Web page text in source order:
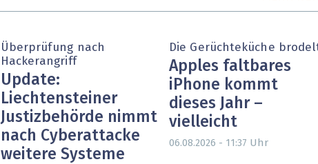
Überprüfung nach
Hackerangriff
Update:
Liechtensteiner
Justizbehörde nimmt
nach Cyberattacke
weitere Systeme
Die Gerüchteküche
Apples faltbares
iPhone kommt
dieses Jahr –
vielleicht
06.08.2026 - 11:37 Uhr